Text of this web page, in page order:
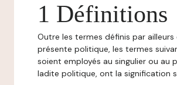
1 Définitions
Outre les termes définis par ailleurs
présente politique, les termes
soient employés au singulier ou au
ladite politique, ont la signification